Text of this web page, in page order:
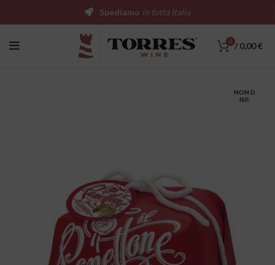
0 / 0,00€
NON D
ISP.
Spediamo in tutta Italia